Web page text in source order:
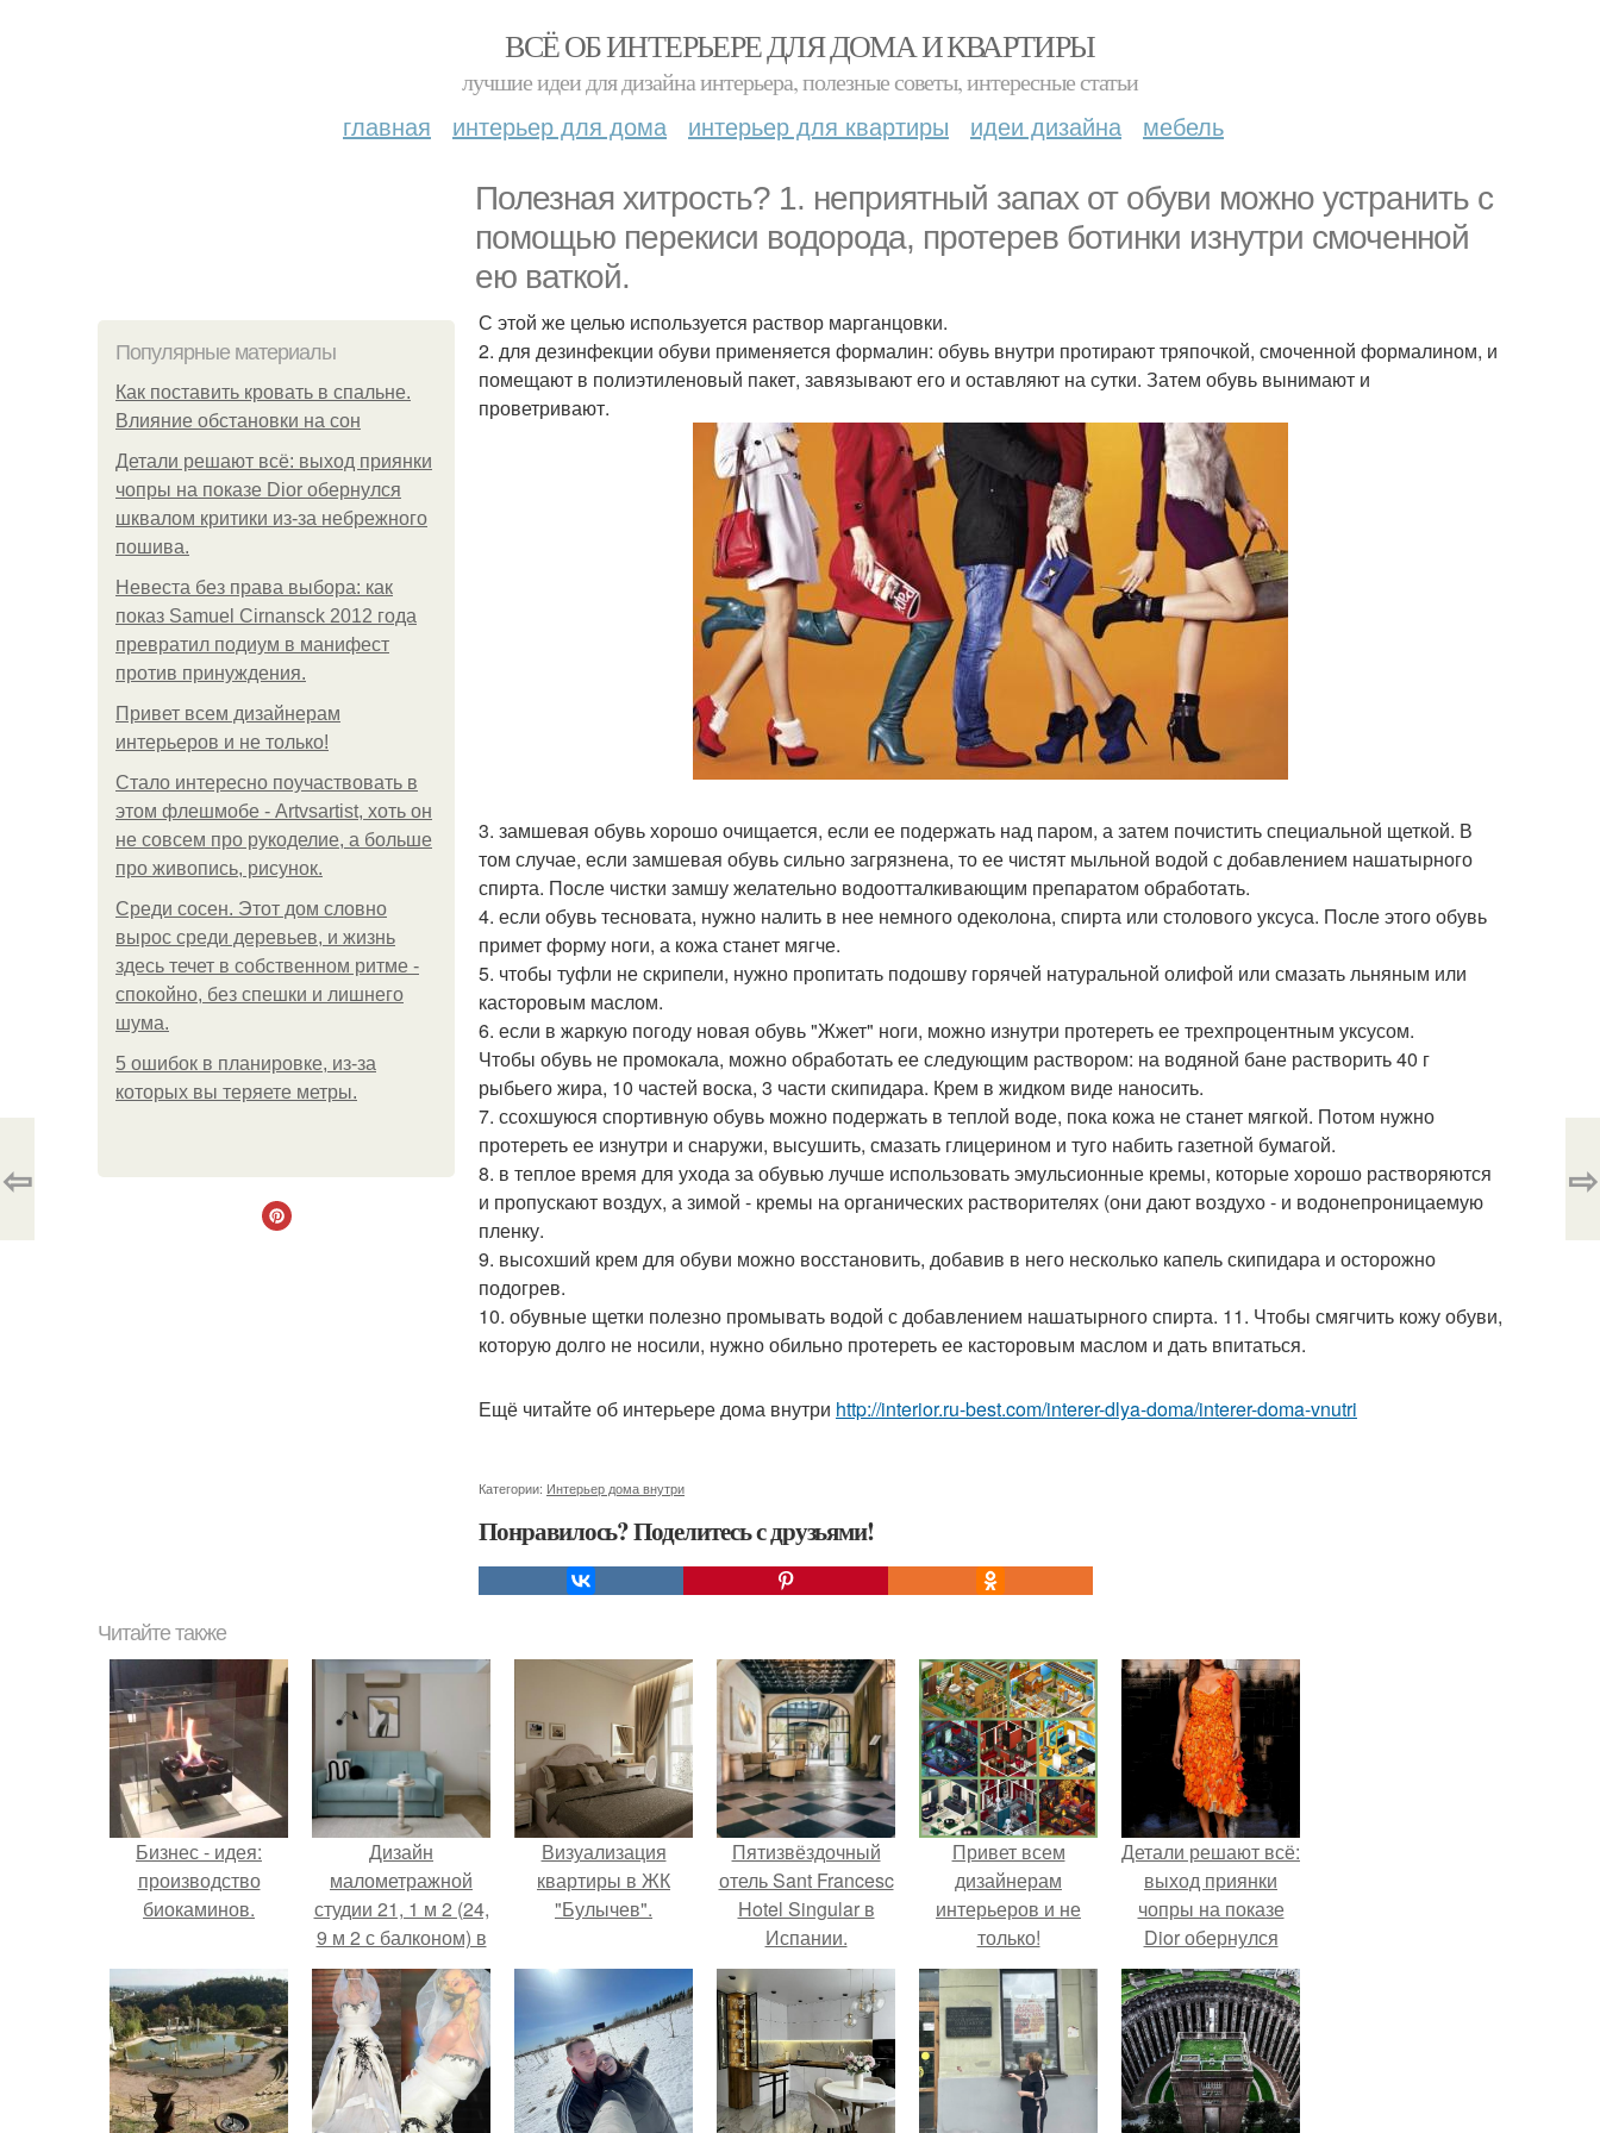
ВСЁ ОБ ИНТЕРЬЕРЕ ДЛЯ ДОМА И КВАРТИРЫ
лучшие идеи для дизайна интерьера, полезные советы, интересные статьи
главная интерьер для дома интерьер для квартиры идеи дизайна мебель
Полезная хитрость? 1. неприятный запах от обуви можно устранить с
помощью перекиси водорода, протерев ботинки изнутри смоченной
ею ваткой.
Популярные материалы
Как поставить кровать в спальне.
Влияние обстановки на сон
Детали решают всё: выход приянки
чопры на показе Dior обернулся
шквалом критики из-за небрежного
пошива.
Невеста без права выбора: как
показ Samuel Cirnansck 2012 года
превратил подиум в манифест
против принуждения.
Привет всем дизайнерам
интерьеров и не только!
Стало интересно поучаствовать в
этом флешмобе - Artvsartist, хоть он
не совсем про рукоделие, а больше
про живопись, рисунок.
Среди сосен. Этот дом словно
вырос среди деревьев, и жизнь
здесь течет в собственном ритме -
спокойно, без спешки и лишнего
шума.
5 ошибок в планировке, из-за
которых вы теряете метры.
С этой же целью используется раствор марганцовки.
2. для дезинфекции обуви применяется формалин: обувь внутри протирают тряпочкой, смоченной формалином, и
помещают в полиэтиленовый пакет, завязывают его и оставляют на сутки. Затем обувь вынимают и
проветривают.
3. замшевая обувь хорошо очищается, если ее подержать над паром, а затем почистить специальной щеткой. В
том случае, если замшевая обувь сильно загрязнена, то ее чистят мыльной водой с добавлением нашатырного
спирта. После чистки замшу желательно водоотталкивающим препаратом обработать.
4. если обувь тесновата, нужно налить в нее немного одеколона, спирта или столового уксуса. После этого обувь
примет форму ноги, а кожа станет мягче.
5. чтобы туфли не скрипели, нужно пропитать подошву горячей натуральной олифой или смазать льняным или
касторовым маслом.
6. если в жаркую погоду новая обувь "Жжет" ноги, можно изнутри протереть ее трехпроцентным уксусом.
Чтобы обувь не промокала, можно обработать ее следующим раствором: на водяной бане растворить 40 г
рыбьего жира, 10 частей воска, 3 части скипидара. Крем в жидком виде наносить.
7. ссохшуюся спортивную обувь можно подержать в теплой воде, пока кожа не станет мягкой. Потом нужно
протереть ее изнутри и снаружи, высушить, смазать глицерином и туго набить газетной бумагой.
8. в теплое время для ухода за обувью лучше использовать эмульсионные кремы, которые хорошо растворяются
и пропускают воздух, а зимой - кремы на органических растворителях (они дают воздухо - и водонепроницаемую
пленку.
9. высохший крем для обуви можно восстановить, добавив в него несколько капель скипидара и осторожно
подогрев.
10. обувные щетки полезно промывать водой с добавлением нашатырного спирта. 11. Чтобы смягчить кожу обуви,
которую долго не носили, нужно обильно протереть ее касторовым маслом и дать впитаться.
Ещё читайте об интерьере дома внутри http://interior.ru-best.com/interer-dlya-doma/interer-doma-vnutri
Категории: Интерьер дома внутри
Понравилось? Поделитесь с друзьями!
⇦ ⇨
Читайте также
Бизнес - идея:
производство
биокаминов.
Дизайн
малометражной
студии 21, 1 м 2 (24,
9 м 2 с балконом) в
Краснодаре.
Визуализация
квартиры в ЖК
"Булычев".
Пятизвёздочный
отель Sant Francesc
Hotel Singular в
Испании.
Привет всем
дизайнерам
интерьеров и не
только!
Детали решают всё:
выход приянки
чопры на показе
Dior обернулся
шквалом критики
из-за небрежного
пошива.